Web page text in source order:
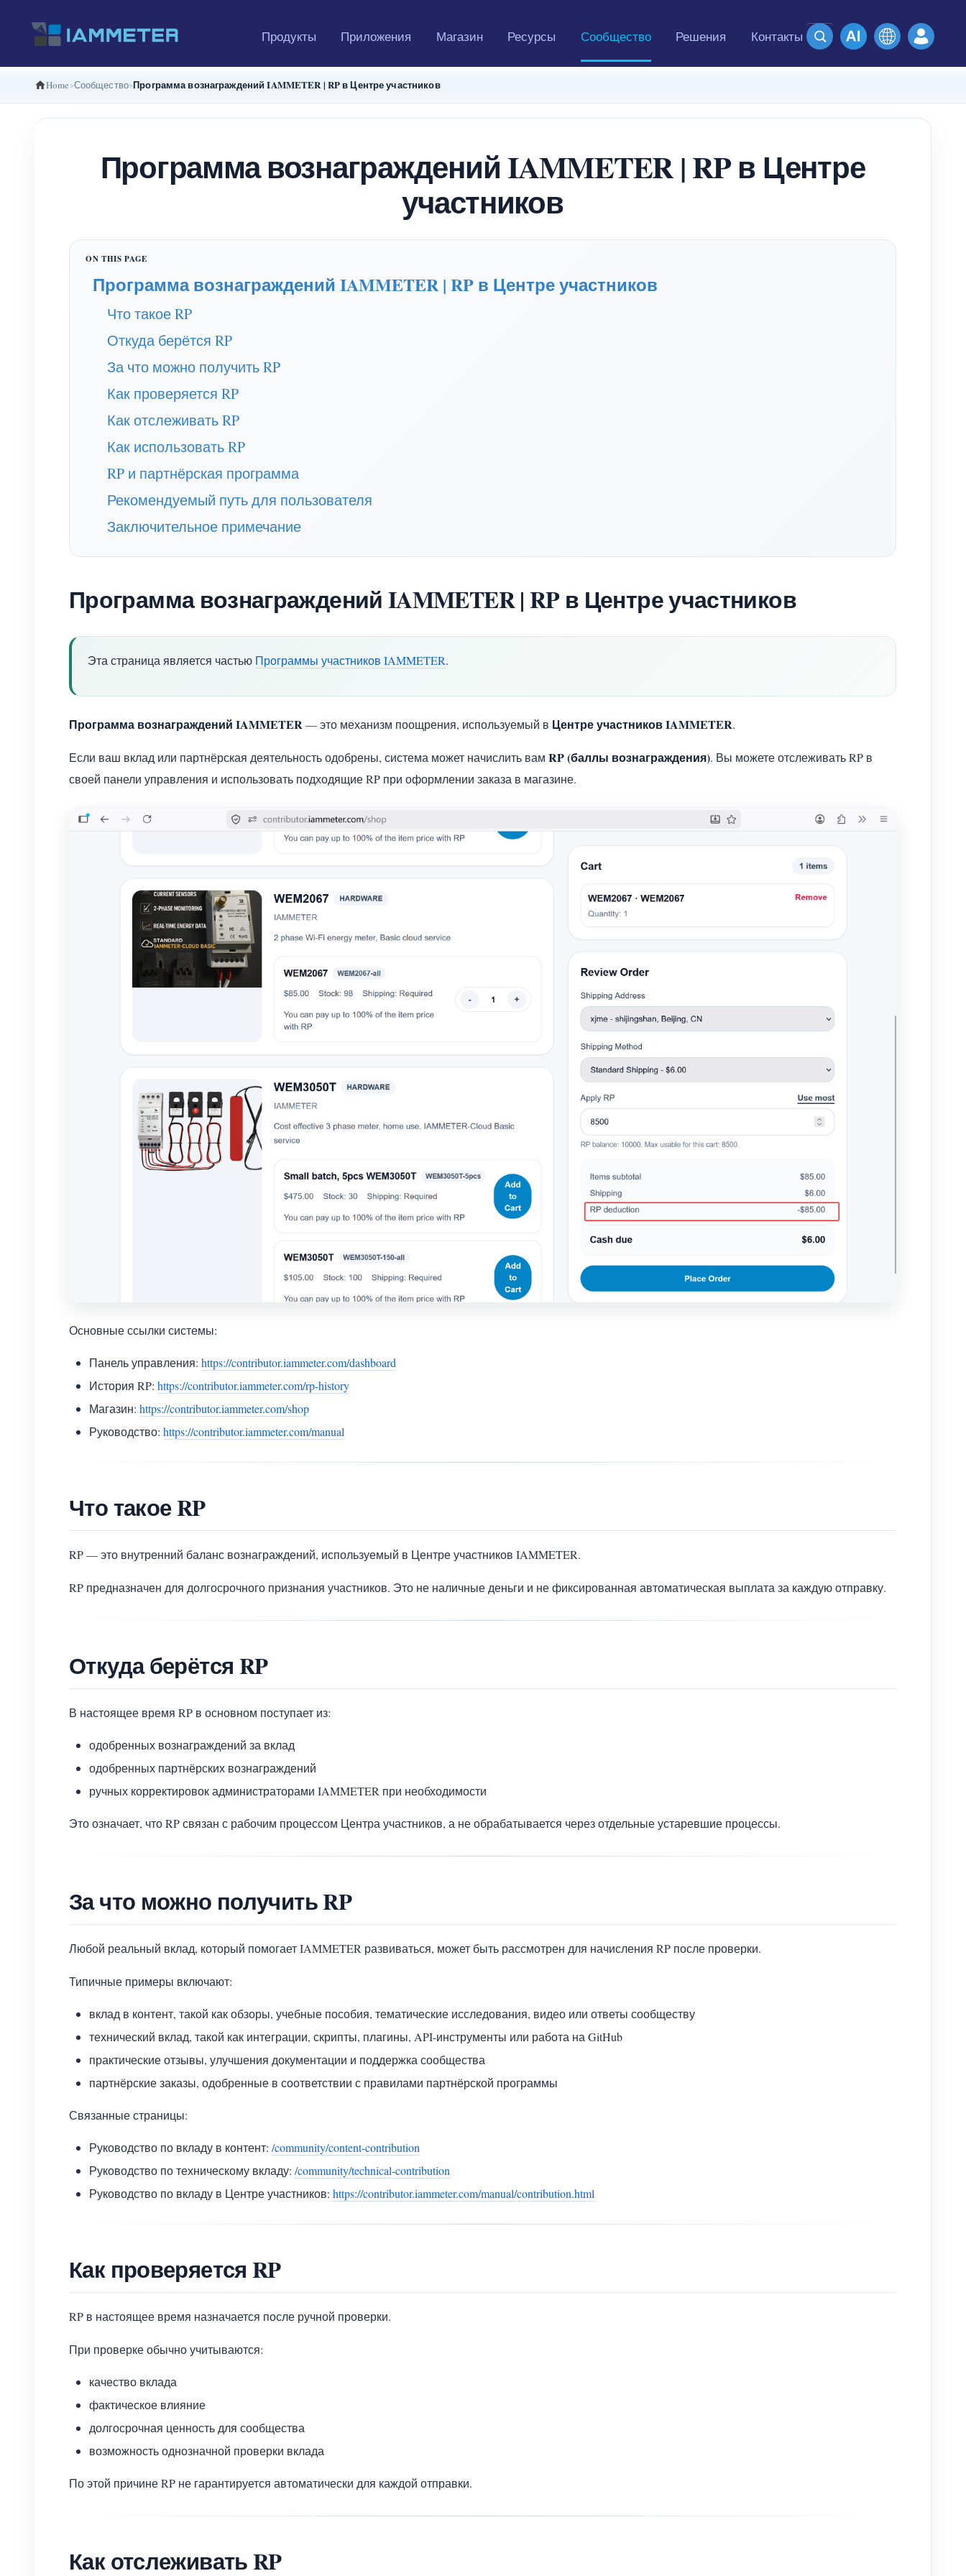
Продукты Приложения Магазин Ресурсы Сообщество Решения Контакты
Home Сообщество Программа вознаграждений IAMMETER | RP в Центре участников
Программа вознаграждений IAMMETER | RP в Центре
участников
Программа вознаграждений IAMMETER | RP в Центре участников
Что такое RP
Откуда берётся RP
За что можно получить RP
Как проверяется RP
Как отслеживать RP
Как использовать RP
RP и партнёрская программа
Рекомендуемый путь для пользователя
Заключительное примечание
Программа вознаграждений IAMMETER | RP в Центре участников
Эта страница является частью Программы участников IAMMETER.
Программа вознаграждений IAMMETER— это механизм поощрения, используемый в Центре участников IAMMETER.
Если ваш вклад или партнёрская деятельность одобрены, система может начислить вам RP (баллы вознаграждения). Вы можете отслеживать RP в
своей панели управления и использовать подходящие RP при оформлении заказа в магазине.
Основные ссылки системы:
Панель управления: https://contributor.iammeter.com/dashboard
История RP: https://contributor.iammeter.com/rp-history
Магазин: https://contributor.iammeter.com/shop
Руководство: https://contributor.iammeter.com/manual
Что такое RP
RP — это внутренний баланс вознаграждений, используемый в Центре участников IAMMETER.
RP предназначен для долгосрочного признания участников. Это не наличные деньги и не фиксированная автоматическая выплата за каждую отправку.
Откуда берётся RP
В настоящее время RP в основном поступает из:
одобренных вознаграждений за вклад
одобренных партнёрских вознаграждений
ручных корректировок администраторами IAMMETER при необходимости
Это означает, что RP связан с рабочим процессом Центра участников, а не обрабатывается через отдельные устаревшие процессы.
За что можно получить RP
Любой реальный вклад, который помогает IAMMETER развиваться, может быть рассмотрен для начисления RP после проверки.
Типичные примеры включают:
вклад в контент, такой как обзоры, учебные пособия, тематические исследования, видео или ответы сообществу
технический вклад, такой как интеграции, скрипты, плагины, API-инструменты или работа на GitHub
практические отзывы, улучшения документации и поддержка сообщества
партнёрские заказы, одобренные в соответствии с правилами партнёрской программы
Связанные страницы:
Руководство по вкладу в контент: /community/content-contribution
Руководство по техническому вкладу: /community/technical-contribution
Руководство по вкладу в Центре участников: https://contributor.iammeter.com/manual/contribution.html
Как проверяется RP
RP в настоящее время назначается после ручной проверки.
При проверке обычно учитываются:
качество вклада
фактическое влияние
долгосрочная ценность для сообщества
возможность однозначной проверки вклада
По этой причине RP не гарантируется автоматически для каждой отправки.
Как отслеживать RP